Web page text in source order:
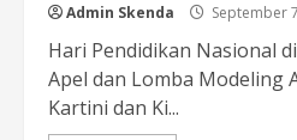
Admin Skenda September
Hari Pendidikan Nasional
Apel dan Lomba Modeling
Kartini dan Ki...